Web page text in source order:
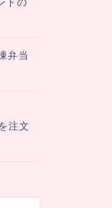
ドの
弁当
注文